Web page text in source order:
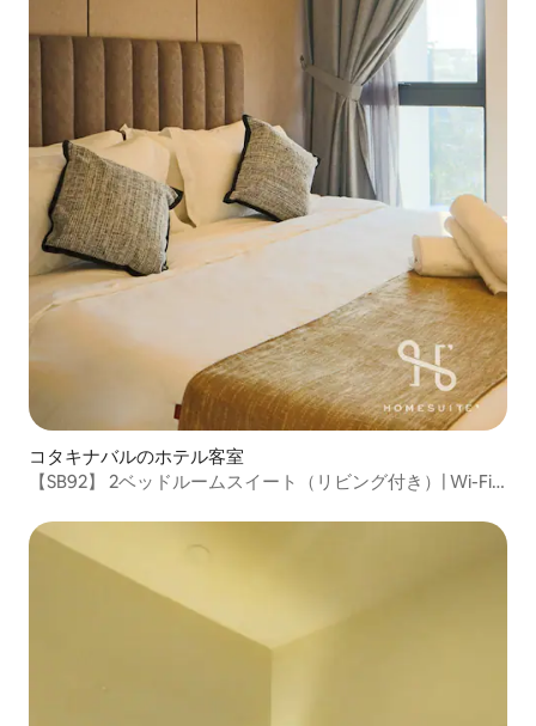
コタキナバルのホテル客室
【SB92】 2ベッドルームスイート（リビング付き）| Wi-Fi |